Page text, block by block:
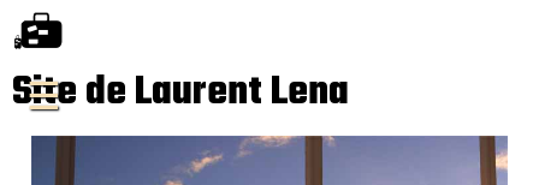
Site de Laurent Lena